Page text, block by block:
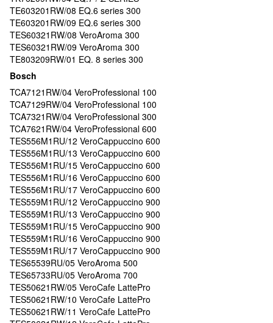
TE603201RW/08 EQ.6 series 300
TE603201RW/09 EQ.6 series 300
TES60321RW/08 VeroAroma 300
TES60321RW/09 VeroAroma 300
TE803209RW/01 EQ. 8 series 300
Bosch
TCA7121RW/04 VeroProfessional 100
TCA7129RW/04 VeroProfessional 100
TCA7321RW/04 VeroProfessional 300
TCA7621RW/04 VeroProfessional 600
TES556M1RU/12 VeroCappuccino 600
TES556M1RU/13 VeroCappuccino 600
TES556M1RU/15 VeroCappuccino 600
TES556M1RU/16 VeroCappuccino 600
TES556M1RU/17 VeroCappuccino 600
TES559M1RU/12 VeroCappuccino 900
TES559M1RU/13 VeroCappuccino 900
TES559M1RU/15 VeroCappuccino 900
TES559M1RU/16 VeroCappuccino 900
TES559M1RU/17 VeroCappuccino 900
TES65539RU/05 VeroAroma 500
TES65733RU/05 VeroAroma 700
TES50621RW/05 VeroCafe LattePro
TES50621RW/10 VeroCafe LattePro
TES50621RW/11 VeroCafe LattePro